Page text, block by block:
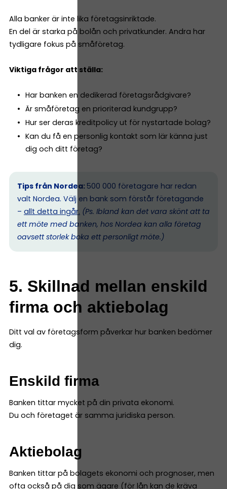
Alla banker är inte lika företagsinriktade.
En del är starka på bolån och privatkunder. Andra har
tydligare fokus på småföretag.
Viktiga frågor att ställa:
Har banken en dedikerad företagsrådgivare?
Är småföretag en prioriterad kundgrupp?
Hur ser deras kreditpolicy ut för nystartade bolag?
Kan du få en personlig kontakt som lär känna just
dig och ditt företag?
Tips från Nordea: 500 000 företagare har redan
valt Nordea. Välj en bank som förstår företagande
– allt detta ingår. (Ps. Ibland kan det vara skönt att ta
ett möte med banken, hos Nordea kan alla företag
oavsett storlek boka ett personligt möte.)
5. Skillnad mellan enskild
firma och aktiebolag
Ditt val av företagsform påverkar hur banken bedömer
dig.
Enskild firma
Banken tittar mycket på din privata ekonomi.
Du och företaget är samma juridiska person.
Aktiebolag
Banken tittar på bolagets ekonomi och prognoser, men
ofta också på dig som ägare (för lån kan de kräva